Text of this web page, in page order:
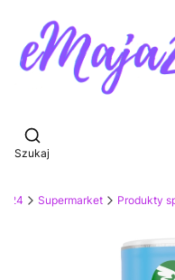
Otwórz wyszukiwarkę
Szukaj
Supermarket Produkty